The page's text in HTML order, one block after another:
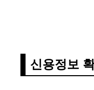
신용정보